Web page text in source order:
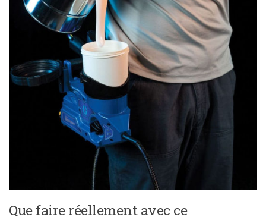
Que faire réellement avec ce